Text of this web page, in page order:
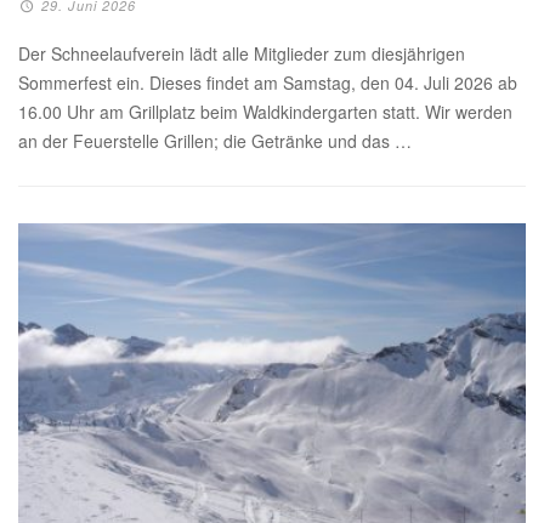
29. Juni 2026
Der Schneelaufverein lädt alle Mitglieder zum diesjährigen
Sommerfest ein. Dieses findet am Samstag, den 04. Juli 2026 ab
16.00 Uhr am Grillplatz beim Waldkindergarten statt. Wir werden
an der Feuerstelle Grillen; die Getränke und das …